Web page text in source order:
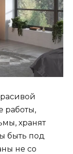
работы,
хранят
быть под
не со